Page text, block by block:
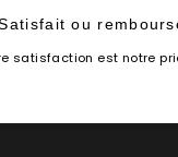
ou
satisfaction est notre